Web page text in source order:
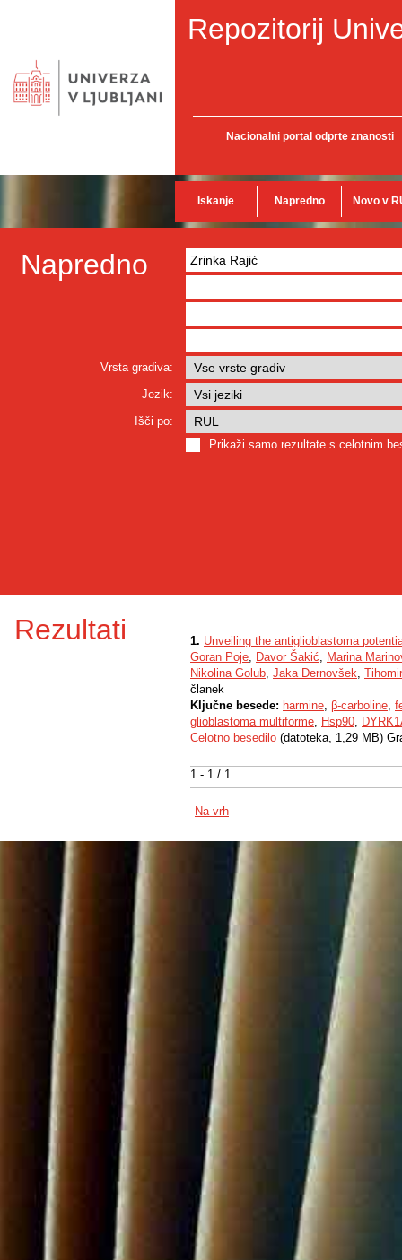
Repozitorij
Nacionalni portal odprte znanosti
Iskanje Napredno Novo v
Napredno
Vrsta gradiva:
Jezik:
Išči po:
Prikaži samo rezultate s celotnim
Rezultati
1 - 1 / 1
1. Unveiling the antiglioblastoma
Goran Poje, Davor Šakić, Marina
Nikolina Golub, Jaka Dernovšek,
članek
Ključne besede: harmine, β-carboline,
glioblastoma multiforme, Hsp90,
Celotno besedilo (datoteka, 1,29 MB)
Na vrh